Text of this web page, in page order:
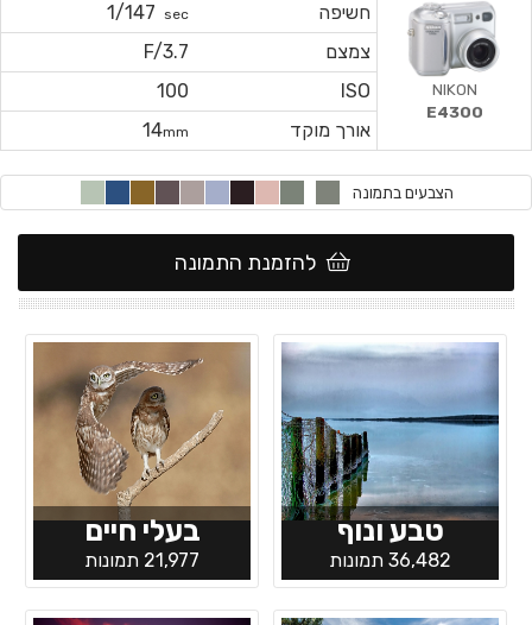
חשיפה sec
1/147
צמצם
F/3.7
ISO
100
אורך מוקד
14mm
NIKON
E4300
הצבעים בתמונה
להזמנת התמונה
טבע ונוף
36,482 תמונות
בעלי חיים
21,977 תמונות